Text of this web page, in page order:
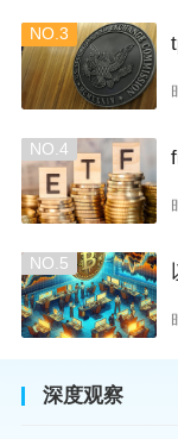
NO.3
NO.4
NO.5
深度观察